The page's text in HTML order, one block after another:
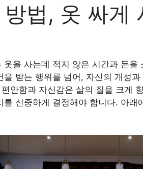
법, 옷 싸게
을 사는데 적지 않은 시간과 돈을
을 받는 행위를 넘어, 자신의 개성
안함과 자신감은 삶의 질을 크게
신중하게 결정해야 합니다. 아래